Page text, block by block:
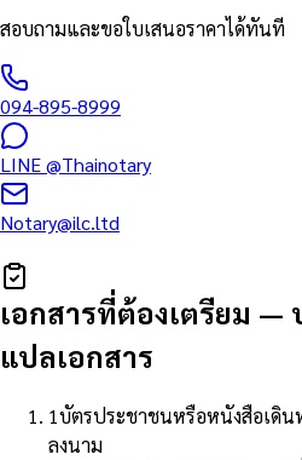
สอบถามและขอใบเสนอราคาได้ทันที
094-895-8999
LINE@Thainotary
Notary@ilc.ltd
เอกสารที่ต้องเตรียม —
แปลเอกสาร
1บัตรประชาชนหรือหนังสือเดิน
ลงนาม